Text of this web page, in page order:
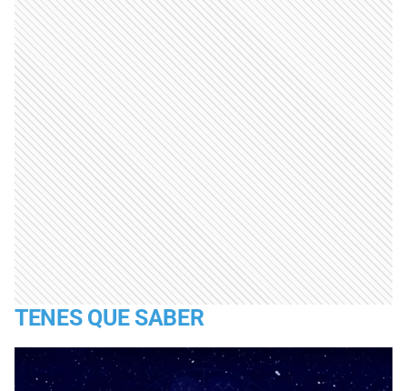
TENES QUE SABER